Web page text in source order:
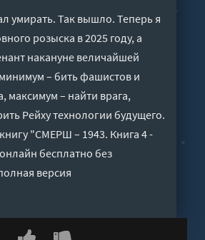
умирать. Так вышло. Теперь я
розыска в 2025 году, а
накануне величайшей
– бить фашистов и
максимум – найти врага,
Рейху технологии будущего.
"СМЕРШ – 1943. Книга 4 -
бесплатно без
версия